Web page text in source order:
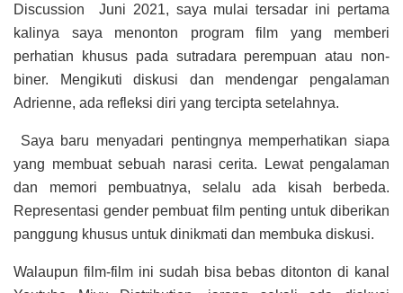
Discussion Juni 2021, saya mulai tersadar ini pertama
kalinya saya menonton program film yang memberi
perhatian
khusus pada sutradara perempuan atau non-
biner. Mengikuti diskusi dan mendengar pengalaman
Adrienne, ada refleksi diri yang tercipta setelahnya.
Saya baru menyadari pentingnya memperhatikan siapa
yang membuat sebuah narasi cerita. Lewat pengalaman
dan memori pembuatnya, selalu ada kisah berbeda.
Representasi gender pembuat film penting untuk diberikan
panggung khusus untuk dinikmati dan membuka diskusi.
Walaupun film-film ini sudah bisa bebas ditonton di kanal